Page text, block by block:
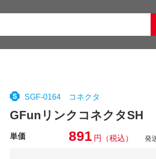
SGF-0164 コネクタ
GFunリンクコネクタSH
単価 891 円 （税込） 発